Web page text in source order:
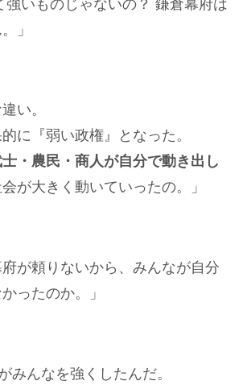
強いものじゃないの？ 鎌倉幕府は
」
い。
に『弱い政権』となった。
・農民・商人が自分で動き出し
が大きく動いていったの。」
が頼りないから、みんなが自分
ったのか。」
みんなを強くしたんだ。